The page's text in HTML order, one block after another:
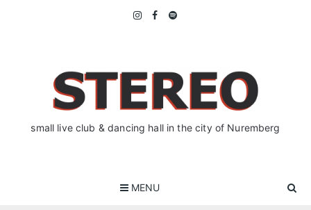
small live club & dancing hall in the city of Nuremberg
MENU